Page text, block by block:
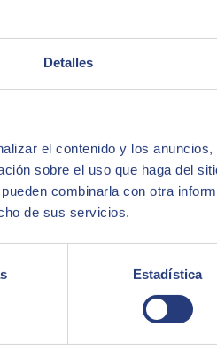
Detalles
el contenido y los
sobre el uso que haga del
combinarla con otra
de sus servicios.
Estadística